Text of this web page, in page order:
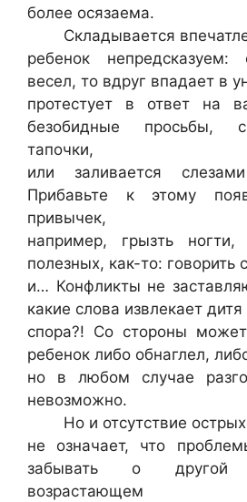
более осязаема.
Складывается
ребенок
весел, то вдруг впадает в
протестует в ответ на
безобидные просьбы,
тапочки,
или заливается
Прибавьте к этому
привычек,
например, грызть ногти,
полезных, как-то: говорить
и… Конфликты не
какие слова извлекает
спора?! Со стороны может
ребенок либо обнаглел,
но в любом случае
невозможно.
Но и отсутствие острых
не означает, что
забывать о другой
возрастающем